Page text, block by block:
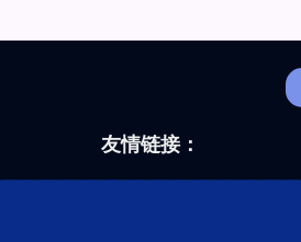
友情链接：